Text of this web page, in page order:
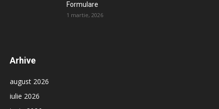
Formulare
1 martie, 2026
Arhive
august 2026
iulie 2026